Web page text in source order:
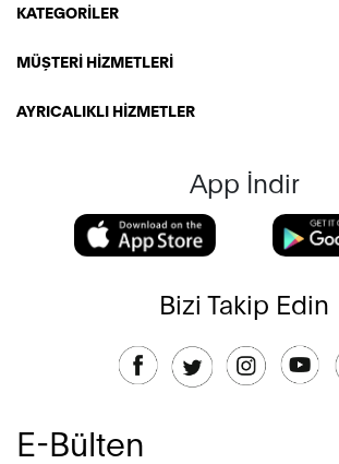
KATEGORİLER
MÜŞTERİ HİZMETLERİ
AYRICALIKLI HİZMETLER
App İndir
Bizi Takip Edin
E-Bülten